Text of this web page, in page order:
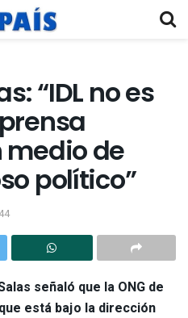
“IDL no es
medio de
político”
señaló que la ONG de
está bajo la dirección